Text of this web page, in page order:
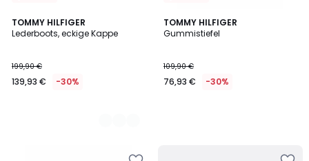
TOMMY HILFIGER
Lederboots, eckige Kappe
199,90 €
139,93 € -30%
2
Farben
TOMMY HILFIGER
Gummistiefel
109,90 €
76,93 € -30%